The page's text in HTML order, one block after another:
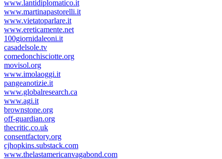
www.lantidiplomatico.it
www.martinapastorelli.it
www.vietatoparlare.it
www.ereticamente.net
100giornidaleoni.it
casadelsole.tv
comedonchisciotte.org
movisol.org
www.imolaoggi.it
pangeanotizie.it
www.globalresearch.ca
www.agi.it
brownstone.org
off-guardian.org
thecritic.co.uk
consentfactory.org
cjhopkins.substack.com
www.thelastamericanvagabond.com